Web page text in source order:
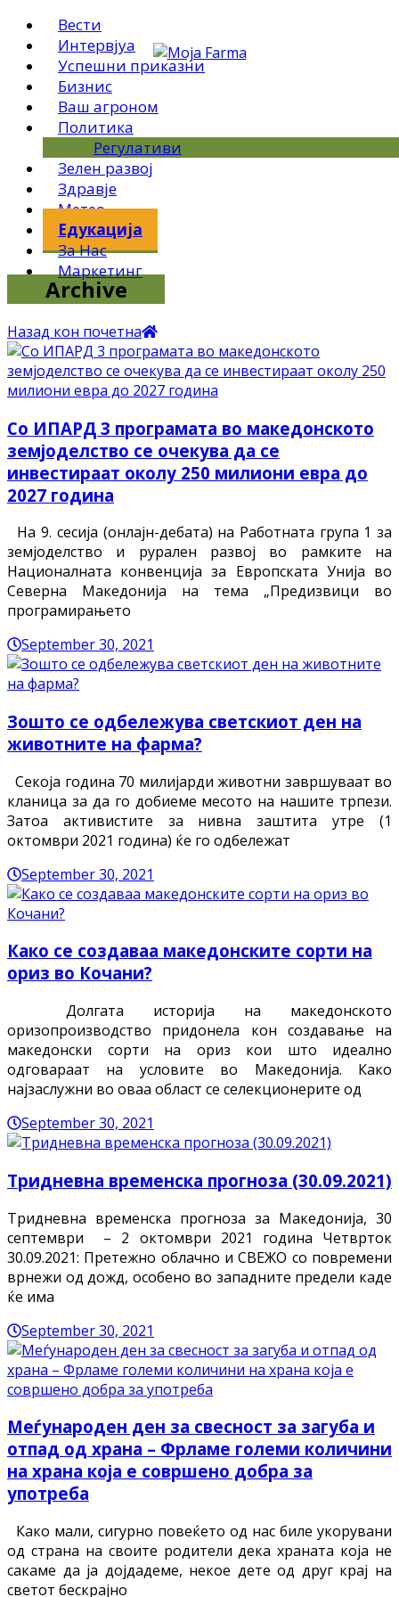
Вести
Интервјуа
Успешни приказни
Бизнис
Ваш агроном
Политика
Регулативи
Зелен развој
Здравје
Метео
Едукација
За Нас
Маркетинг
Archive
Назад кон почетна
Со ИПАРД 3 програмата во македонското
земјоделство се очекува да се
инвестираат околу 250 милиони евра до
2027 година
На 9. сесија (онлајн-дебата) на Работната група 1 за
земјоделство и рурален развој во рамките на
Националната конвенција за Европската Унија во
Северна Македонија на тема „Предизвици во
програмирањето
September 30, 2021
Зошто се одбележува светскиот ден на
животните на фарма?
Секоја година 70 милијарди животни завршуваат во
кланица за да го добиеме месото на нашите трпези.
Затоа активистите за нивна заштита утре (1
октомври 2021 година) ќе го одбележат
September 30, 2021
Како се создаваа македонските сорти на
ориз во Кочани?
Долгата историја на македонското
оризопроизводство придонела кон создавање на
македонски сорти на ориз кои што идеално
одговараат на условите во Македонија. Како
најзаслужни во оваа област се селекционерите од
September 30, 2021
Тридневна временска прогноза (30.09.2021)
Тридневна временска прогноза за Македонија, 30
септември – 2 октомври 2021 година Четврток
30.09.2021: Претежно облачно и СВЕЖО со повремени
врнежи од дожд, особено во западните предели каде
ќе има
September 30, 2021
Меѓународен ден за свесност за загуба и
отпад од храна – Фрламе големи количини
на храна која е совршено добра за
употреба
Како мали, сигурно повеќето од нас биле укорувани
од страна на своите родители дека храната која не
сакаме да ја дојдадеме, некое дете од друг крај на
светот бескрајно